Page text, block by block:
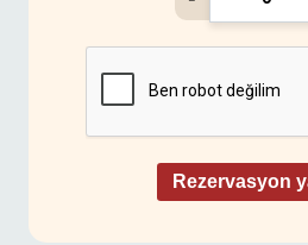
Rezervasyon